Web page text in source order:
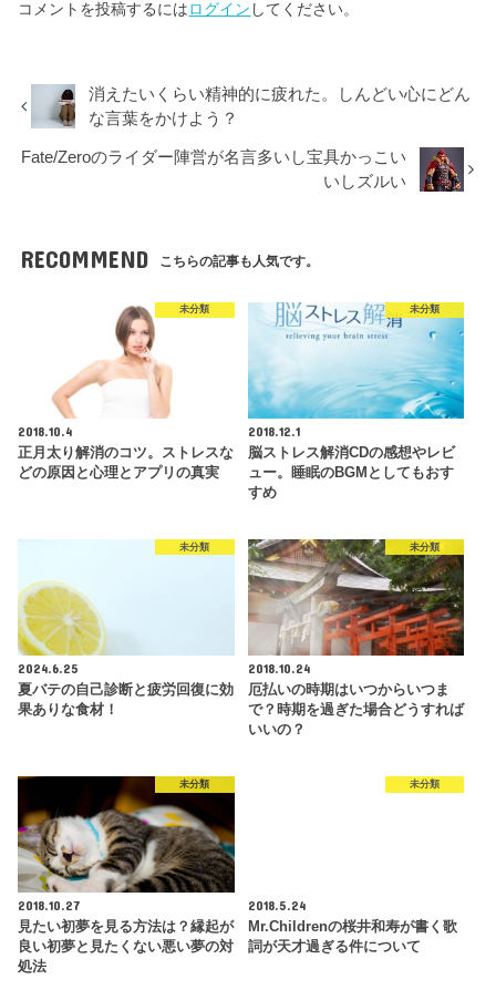
コメントを投稿するにはログイン してください。
消えたいくらい精神的に疲れた。しんどい心にどん
な言葉をかけよう？
Fate/Zeroのライダー陣営が名言多いし宝具かっこい
いしズルい
RECOMMEND こちらの記事も人気です。
未分類
2018.10.4
正月太り解消のコツ。ストレスな
どの原因と心理とアプリの真実
未分類
2018.12.1
脳ストレス解消CDの感想やレビ
ュー。睡眠のBGMとしてもおす
すめ
未分類
2024.6.25
夏バテの自己診断と疲労回復に効
果ありな食材！
未分類
2018.10.24
厄払いの時期はいつからいつま
で？時期を過ぎた場合どうすれば
いいの？
未分類
2018.10.27
見たい初夢を見る方法は？縁起が
良い初夢と見たくない悪い夢の対
処法
未分類
2018.5.24
Mr.Childrenの桜井和寿が書く歌
詞が天才過ぎる件について